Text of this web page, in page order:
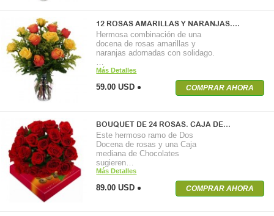
12 ROSAS AMARILLAS Y NARANJAS.…
Hermosa combinación de una
docena de rosas amarillas y
naranjas adornadas con solidago.
Más Detalles
59.00 USD COMPRAR AHORA
BOUQUET DE 24 ROSAS. CAJA DE…
Este hermoso ramo de Dos
Docena de rosas y una Caja
mediana de Chocolates
sugieren…
Más Detalles
89.00 USD COMPRAR AHORA